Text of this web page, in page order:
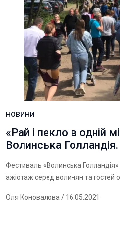
НОВИНИ
«Рай і пекло в одній
Волинська
Фестиваль «Волинська
ажіотаж серед волинян та гостей
Оля Коновалова / 16.05.2021